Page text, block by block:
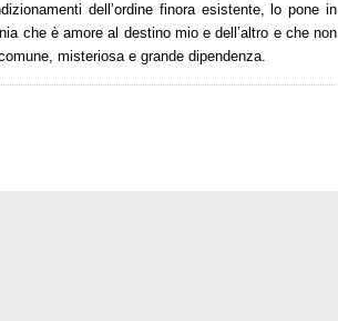
dell’ordine finora esistente, lo pone in
che è amore al destino mio e dell’altro e che non
misteriosa e grande dipendenza.